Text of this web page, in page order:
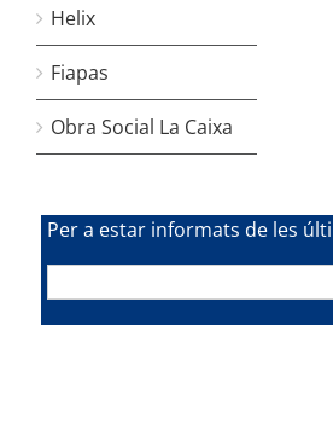
Helix
Fiapas
Obra Social La Caixa
Per a estar informats de les